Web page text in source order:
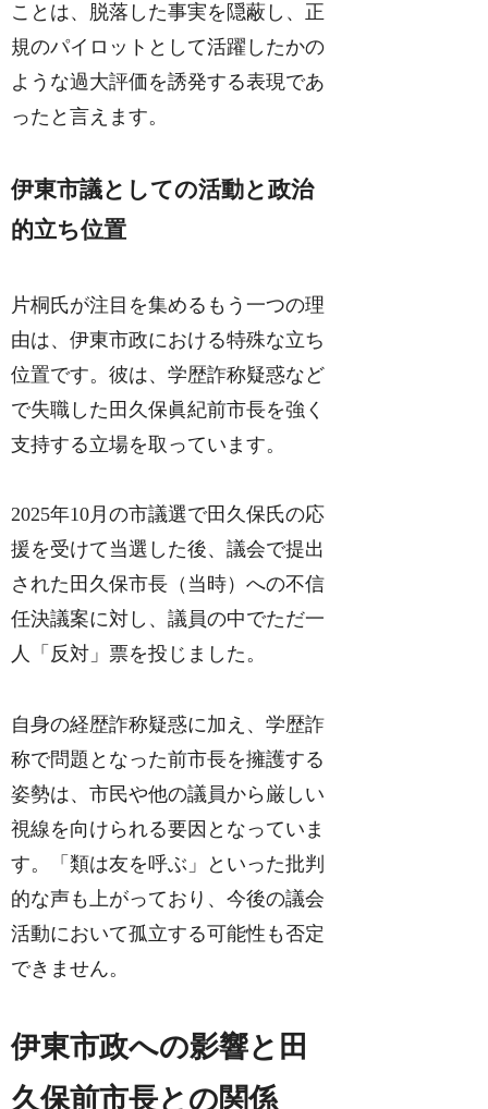
ことは、脱落した事実を隠蔽し、正
規のパイロットとして活躍したかの
ような過大評価を誘発する表現であ
ったと言えます。
伊東市議としての活動と政治
的立ち位置
片桐氏が注目を集めるもう一つの理
由は、伊東市政における特殊な立ち
位置です。彼は、学歴詐称疑惑など
で失職した田久保眞紀前市長を強く
支持する立場を取っています。
2025年10月の市議選で田久保氏の応
援を受けて当選した後、議会で提出
された田久保市長（当時）への不信
任決議案に対し、議員の中でただ一
人「反対」票を投じました。
自身の経歴詐称疑惑に加え、学歴詐
称で問題となった前市長を擁護する
姿勢は、市民や他の議員から厳しい
視線を向けられる要因となっていま
す。「類は友を呼ぶ」といった批判
的な声も上がっており、今後の議会
活動において孤立する可能性も否定
できません。
伊東市政への影響と田
久保前市長との関係